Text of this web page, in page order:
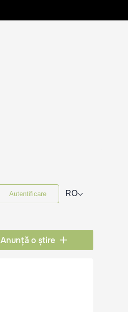
Autentificare RO⌵
Anunță o știre